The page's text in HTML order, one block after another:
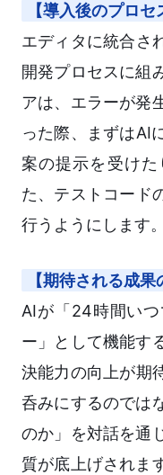
【導入後のプロセ
エディタに統合さ
開発プロセスに組
アは、エラーが発
った際、まずはAI
案の提示を受けた
た、テストコード
行うようにします。
【期待される成果
AIが「24時間い
ー」として機能す
決能力の向上が期
呑みにするのでは
のか」を対話を通
質が底上げされま